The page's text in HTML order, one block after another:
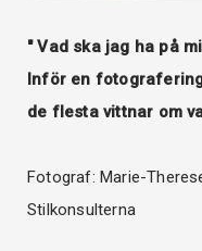
" Vad ska jag ha på
Inför en
de flesta vittnar om
Fotograf: Marie-
Stilkonsulterna